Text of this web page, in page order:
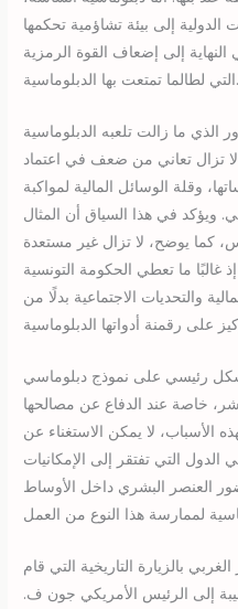
الدولية إلى بيئة تشاؤمية تحكمها
النهاية إلى إضعاف القوة الرمزية
التي لطالما تمتعت بها الدبلوماسية.
الذي ما زالت تلعبه الدبلوماسية
لا تزال تعاني من ضعف في اعتماد
وقلة الوسائل المالية لمواكبة
ويؤكد في هذا السياق أن المثال
كما يوضح، لا تزال غير مستعدة
غالبًا ما تعطي الحكومة التونسية
والتحديات الاجتماعية بدلًا من
رئيسي على نموذج دبلوماسي
خاصة عند الدفاع عن مصالحها
الأسباب، لا يمكن الاستغناء عن
الدول التي تفتقر إلى الإمكانيات
العنصر البشري داخل الأوساط
بالزيارة التاريخية التي قام
إلى الرئيس الأمريكي جون ف.